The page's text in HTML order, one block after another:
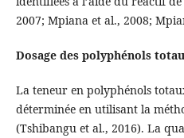
2007; Mpiana et al., 2008;
Dosage des polyphénols
La teneur en polyphénols
déterminée en utilisant la
(Tshibangu et al., 2016). La